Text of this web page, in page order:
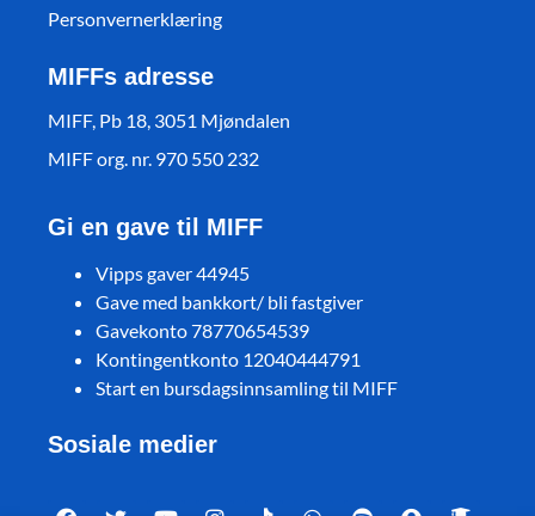
Personvernerklæring
MIFFs adresse
MIFF, Pb 18, 3051 Mjøndalen
MIFF org. nr. 970 550 232
Gi en gave til MIFF
Vipps gaver 44945
Gave med bankkort/ bli fastgiver
Gavekonto 78770654539
Kontingentkonto 12040444791
Start en bursdagsinnsamling til MIFF
Sosiale medier